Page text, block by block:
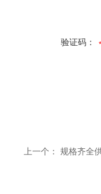
验证码：
上一个： 规格齐全